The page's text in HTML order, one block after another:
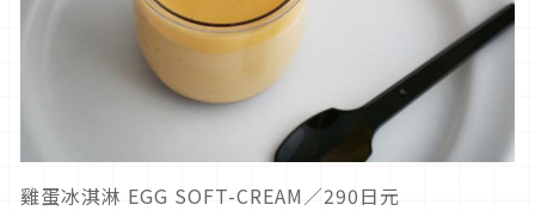
雞蛋冰淇淋 EGG SOFT-CREAM／290日元